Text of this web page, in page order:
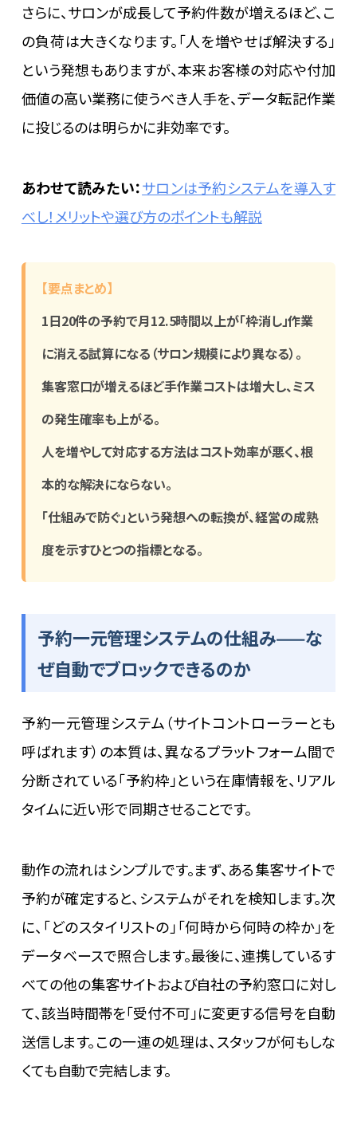
さらに、サロンが成長して予約件数が増えるほど、こ
の負荷は大きくなります。「人を増やせば解決する」
という発想もありますが、本来お客様の対応や付加
価値の高い業務に使うべき人手を、データ転記作業
に投じるのは明らかに非効率です。
あわせて読みたい：サロンは予約システムを導入す
べし！メリットや選び方のポイントも解説
【要点まとめ】
1日20件の予約で月12.5時間以上が「枠消し」作業
に消える試算になる（サロン規模により異なる）。
集客窓口が増えるほど手作業コストは増大し、ミス
の発生確率も上がる。
人を増やして対応する方法はコスト効率が悪く、根
本的な解決にならない。
「仕組みで防ぐ」という発想への転換が、経営の成熟
度を示すひとつの指標となる。
予約一元管理システムの仕組み——な
ぜ自動でブロックできるのか
予約一元管理システム（サイトコントローラーとも
呼ばれます）の本質は、異なるプラットフォーム間で
分断されている「予約枠」という在庫情報を、リアル
タイムに近い形で同期させることです。
動作の流れはシンプルです。まず、ある集客サイトで
予約が確定すると、システムがそれを検知します。次
に、「どのスタイリストの」「何時から何時の枠か」を
データベースで照合します。最後に、連携しているす
べての他の集客サイトおよび自社の予約窓口に対し
て、該当時間帯を「受付不可」に変更する信号を自動
送信します。この一連の処理は、スタッフが何もしな
くても自動で完結します。